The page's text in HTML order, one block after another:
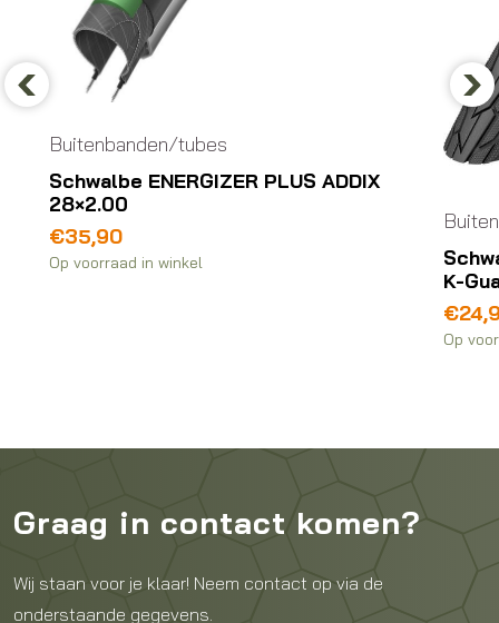
Buitenbanden/tubes
Schwalbe ENERGIZER PLUS ADDIX
28×2.00
€35,90
Op voorraad in winkel
K-
€
Op
Graag in contact komen?
Wij staan voor je klaar! Neem contact op via de
onderstaande gegevens.